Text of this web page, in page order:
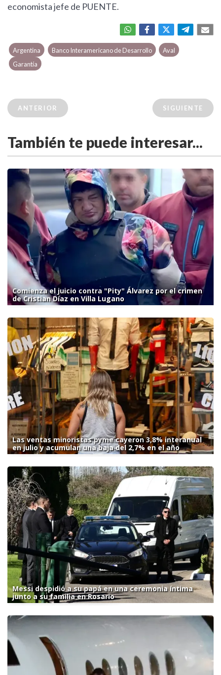
economista jefe de PUENTE.
Argentina Banco Interamericano de Desarrollo
Aval
Garantía
ANTERIOR SIGUIENTE
También te puede interesar...
Comienza el juicio contra "Pity" Álvarez por el crimen
de Cristian Díaz en Villa Lugano
Las ventas minoristas pyme cayeron 3,8% interanual
en julio y acumulan una baja del 2,7% en el año
Messi despidió a su papá en una ceremonia íntima
junto a su familia en Rosario